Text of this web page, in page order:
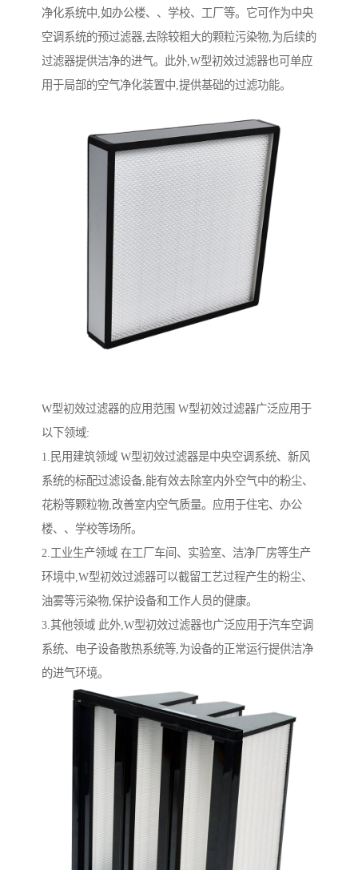
净化系统中,如办公楼、、学校、工厂等。它可作为中央
空调系统的预过滤器,去除较粗大的颗粒污染物,为后续的
过滤器提供洁净的进气。此外,W型初效过滤器也可单应
用于局部的空气净化装置中,提供基础的过滤功能。
W型初效过滤器的应用范围 W型初效过滤器广泛应用于
以下领域:
1.民用建筑领域 W型初效过滤器是中央空调系统、新风
系统的标配过滤设备,能有效去除室内外空气中的粉尘、
花粉等颗粒物,改善室内空气质量。应用于住宅、办公
楼、、学校等场所。
2.工业生产领域 在工厂车间、实验室、洁净厂房等生产
环境中,W型初效过滤器可以截留工艺过程产生的粉尘、
油雾等污染物,保护设备和工作人员的健康。
3.其他领域 此外,W型初效过滤器也广泛应用于汽车空调
系统、电子设备散热系统等,为设备的正常运行提供洁净
的进气环境。